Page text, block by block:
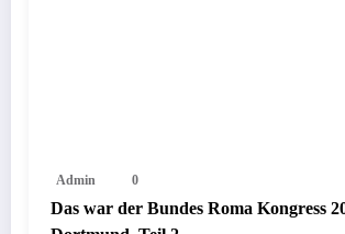
Admin 0
Das war der Bundes Roma Kongress